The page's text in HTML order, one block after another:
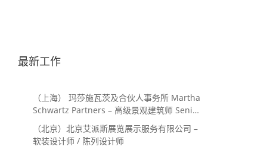
最新工作
（上海） 玛莎施瓦茨及合伙人事务所 Martha
Schwartz Partners – 高级景观建筑师 Senior
Landscape Designer / 景观建筑师
Landscape Designer
（北京）北京艾派斯展览展示服务有限公司 –
软装设计师 / 陈列设计师